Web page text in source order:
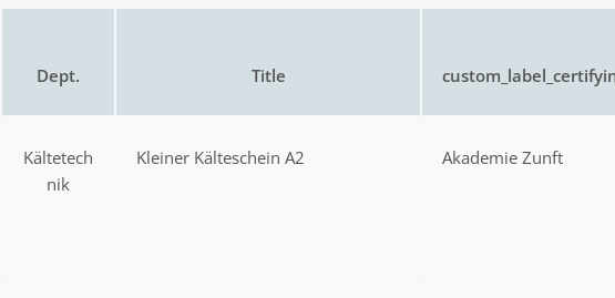
Dept. Title
Kältetech
nik
Kleiner Kälteschein A2 Akademie Zunft